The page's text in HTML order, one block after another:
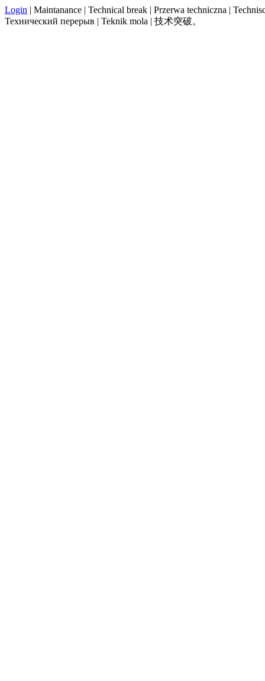
Login | Maintanance | Technical break | Przerwa techniczna |
Технический перерыв | Teknik mola | 技术突破。